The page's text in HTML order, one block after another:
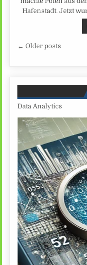
Hafenstadt. Jetzt
← Older posts
Data Analytics